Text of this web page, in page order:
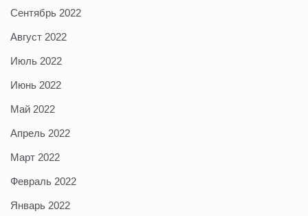
Сентябрь 2022
Август 2022
Июль 2022
Июнь 2022
Май 2022
Апрель 2022
Март 2022
Февраль 2022
Январь 2022